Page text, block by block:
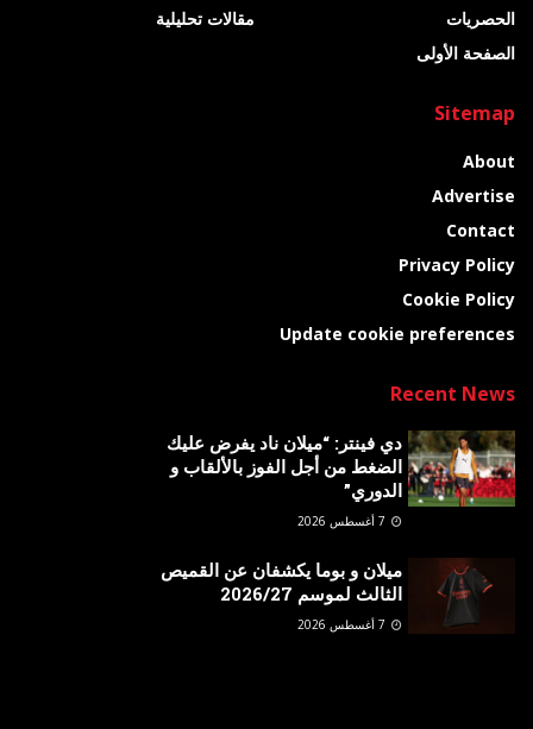
الحصريات
الصفحة الأولى
مقالات تحليلية
Sitemap
About
Advertise
Contact
Privacy Policy
Cookie Policy
Update cookie preferences
Recent News
دي فينتر: “ميلان ناد يفرض عليك
الضغط من أجل الفوز بالألقاب و
الدوري”
ميلان و بوما يكشفان عن القميص
الثالث لموسم 2026/27